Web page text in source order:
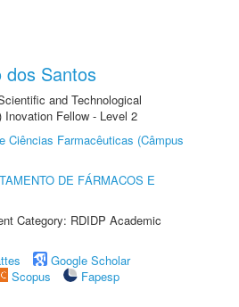
dos Santos
and Technological
Inovation Fellow - Level 2
Ciências Farmacêuticas (Câmpus
DE FÁRMACOS E
Category: RDIDP Academic
Google Scholar
Scopus
Fapesp